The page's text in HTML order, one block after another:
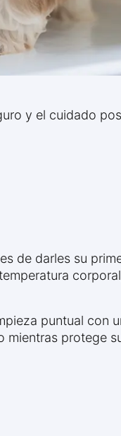
y el cuidado
de darles su
puntual con
mientras protege